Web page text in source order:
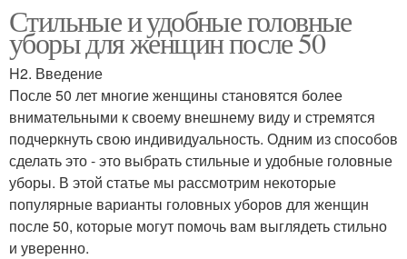
Стильные и удобные головные
уборы для женщин после 50
H2. Введение
После 50 лет многие женщины становятся более
внимательными к своему внешнему виду и стремятся
подчеркнуть свою индивидуальность. Одним из способов
сделать это - это выбрать стильные и удобные головные
уборы. В этой статье мы рассмотрим некоторые
популярные варианты головных уборов для женщин
после 50, которые могут помочь вам выглядеть стильно
и уверенно.